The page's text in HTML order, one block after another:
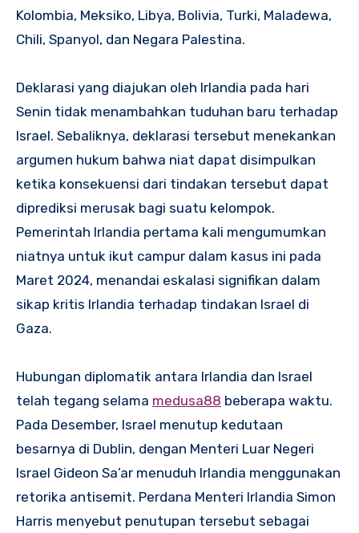
Kolombia, Meksiko, Libya, Bolivia, Turki, Maladewa,
Chili, Spanyol, dan Negara Palestina.
Deklarasi yang diajukan oleh Irlandia pada hari
Senin tidak menambahkan tuduhan baru terhadap
Israel. Sebaliknya, deklarasi tersebut menekankan
argumen hukum bahwa niat dapat disimpulkan
ketika konsekuensi dari tindakan tersebut dapat
diprediksi merusak bagi suatu kelompok.
Pemerintah Irlandia pertama kali mengumumkan
niatnya untuk ikut campur dalam kasus ini pada
Maret 2024, menandai eskalasi signifikan dalam
sikap kritis Irlandia terhadap tindakan Israel di
Gaza.
Hubungan diplomatik antara Irlandia dan Israel
telah tegang selama medusa88 beberapa waktu.
Pada Desember, Israel menutup kedutaan
besarnya di Dublin, dengan Menteri Luar Negeri
Israel Gideon Sa’ar menuduh Irlandia menggunakan
retorika antisemit. Perdana Menteri Irlandia Simon
Harris menyebut penutupan tersebut sebagai